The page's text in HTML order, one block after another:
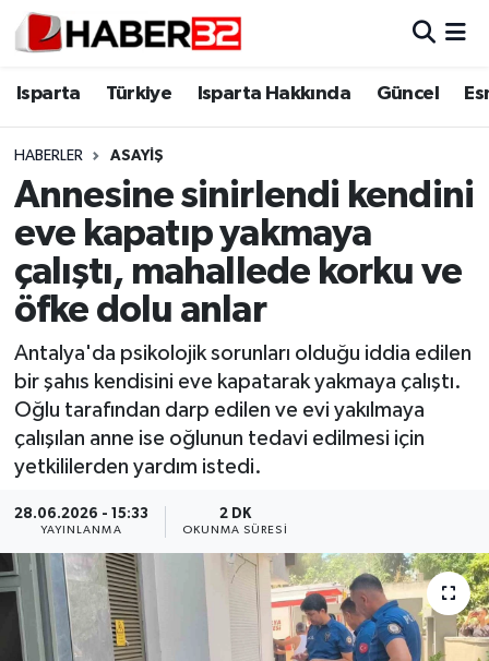
Isparta Türkiye Isparta Hakkında Güncel
HABERLER ASAYİŞ
Annesine sinirlendi kendini
eve kapatıp yakmaya
çalıştı, mahallede korku ve
öfke dolu anlar
Antalya'da psikolojik sorunları olduğu iddia edilen
bir şahıs kendisini eve kapatarak yakmaya çalıştı.
Oğlu tarafından darp edilen ve evi yakılmaya
çalışılan anne ise oğlunun tedavi edilmesi için
yetkililerden yardım istedi.
28.06.2026 - 15:33
YAYINLANMA
2 DK
OKUNMA SÜRESI
Isparta
Esnaf Diyor ki;
ASAYİŞ
BİLİM VE TEKNOLOJİ
EĞİTİM
GENEL
Güncel
HABERDE İNSAN
İlginç
KÜLTÜR SANAT
Isparta Nöbetçi Eczaneler
Isparta Trafik Yoğunluk Haritası
Süper Lig Puan Durumu ve Fikstür
Tüm Manşetler
Son Dakika Haberleri
Haber Arşivi